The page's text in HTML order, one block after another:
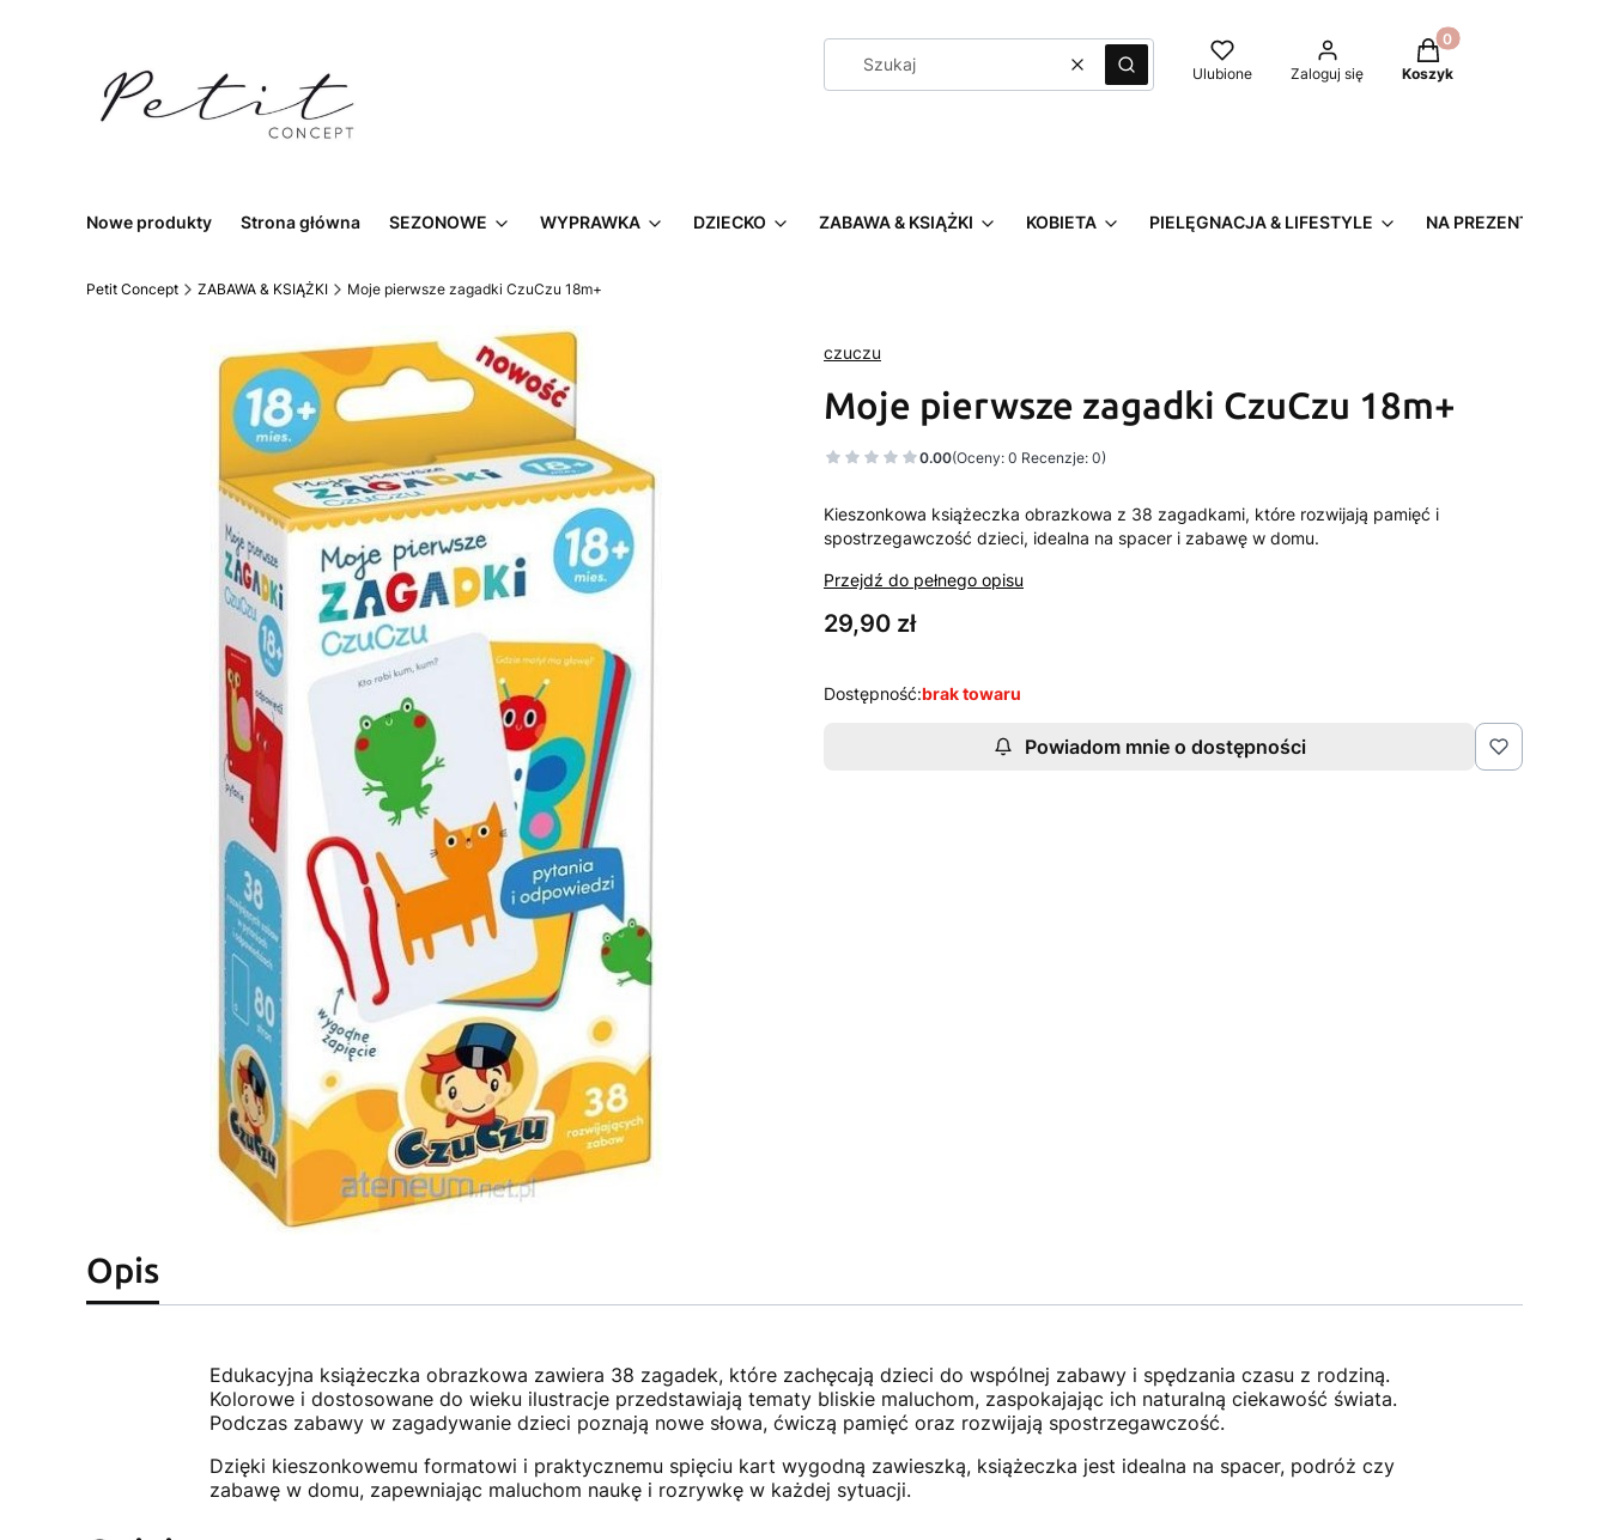
WyczyśćSzukaj Ulubione Zaloguj się
Produkty w koszyku:
Koszyk
Nowe produkty Strona główna SEZONOWE WYPRAWKA DZIECKO ZABAWA & KSIĄŻKI KOBIETA PIELĘGNACJA & LIFESTYLE NA PREZENT
Petit Concept ZABAWA & KSIĄŻKI Moje pierwsze zagadki CzuCzu 18m+
czuczu
Moje pierwsze zagadki CzuCzu 18m+
0.00(Oceny: 0 Recenzje: 0)
Kieszonkowa książeczka obrazkowa z 38 zagadkami, które rozwijają pamięć i
spostrzegawczość dzieci, idealna na spacer i zabawę w domu.
Przejdź do pełnego opisu
Cena
29,90 zł
Dostępność:brak towaru
Powiadom mnie o dostępności
Opis
Edukacyjna książeczka obrazkowa zawiera 38 zagadek, które zachęcają dzieci do wspólnej zabawy i spędzania czasu z rodziną.
Kolorowe i dostosowane do wieku ilustracje przedstawiają tematy bliskie maluchom, zaspokajając ich naturalną ciekawość świata.
Podczas zabawy w zagadywanie dzieci poznają nowe słowa, ćwiczą pamięć oraz rozwijają spostrzegawczość.
Dzięki kieszonkowemu formatowi i praktycznemu spięciu kart wygodną zawieszką, książeczka jest idealna na spacer, podróż czy
zabawę w domu, zapewniając maluchom naukę i rozrywkę w każdej sytuacji.